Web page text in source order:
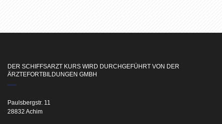
DER SCHIFFSARZT KURS WIRD DURCHGEFÜHRT VON DER
ÄRZTEFORTBILDUNGEN GMBH
Paulsbergstr. 11
28832 Achim